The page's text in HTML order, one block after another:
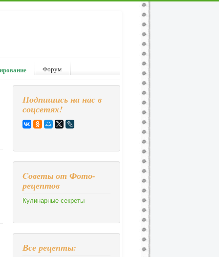
Форум
Подпишись на нас в
соцсетях!
Cоветы от Фото-
рецептов
Кулинарные секреты
Все рецепты: